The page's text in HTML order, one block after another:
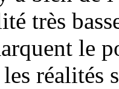
très
le
réalités